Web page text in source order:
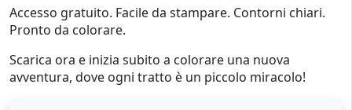
Accesso gratuito. Facile da stampare. Contorni chiari.
Pronto da colorare.
Scarica ora e inizia subito a colorare una nuova
avventura, dove ogni tratto è un piccolo miracolo!